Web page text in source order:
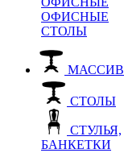
ОФИСНЫЕ
СТОЛЫ
МАССИВ
СТОЛЫ
СТУЛЬЯ,
БАНКЕТКИ